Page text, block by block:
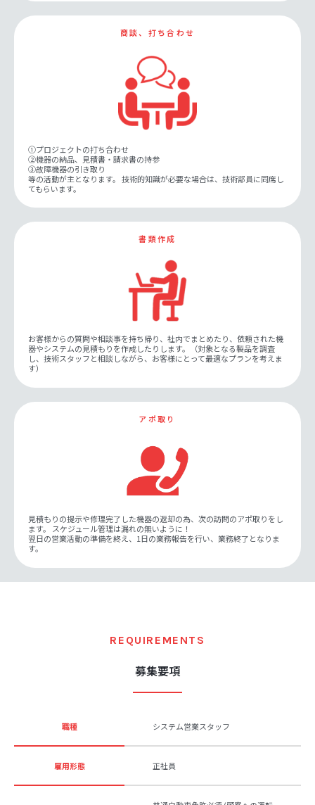
商談、打ち合わせ
①プロジェクトの打ち合わせ
②機器の納品、見積書・請求書の持参
③故障機器の引き取り
等の活動が主となります。 技術的知識が必要な場合は、技術部員に同席し
てもらいます。
書類作成
お客様からの質問や相談事を持ち帰り、社内でまとめたり、依頼された機
器やシステムの見積もりを作成したりします。（対象となる製品を調査
し、技術スタッフと相談しながら、お客様にとって最適なプランを考えま
す） ​
アポ取り
見積もりの提示や修理完了した機器の返却の為、次の訪問のアポ取りをし
ます。 スケジュール管理は漏れの無いように！
翌日の営業活動の準備を終え、1日の業務報告を行い、業務終了となりま
す。
REQUIREMENTS
募集要項
職種 システム営業スタッフ
雇用形態 正社員